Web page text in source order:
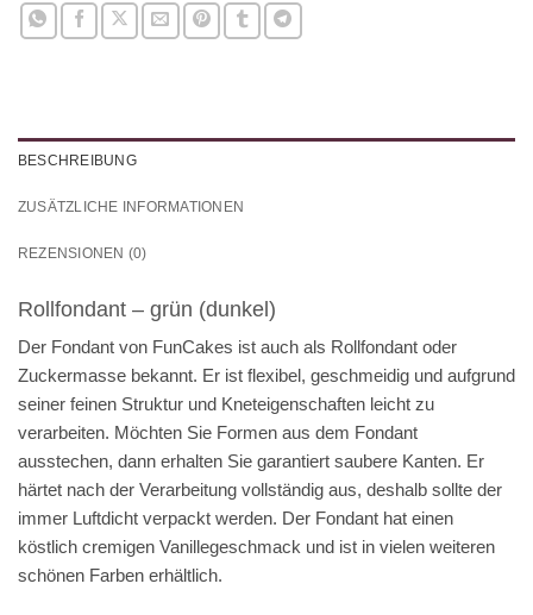
BESCHREIBUNG
ZUSÄTZLICHE INFORMATIONEN
REZENSIONEN (0)
Rollfondant – grün (dunkel)
Der Fondant von FunCakes ist auch als Rollfondant oder
Zuckermasse bekannt. Er ist flexibel, geschmeidig und aufgrund
seiner feinen Struktur und Kneteigenschaften leicht zu
verarbeiten. Möchten Sie Formen aus dem Fondant
ausstechen, dann erhalten Sie garantiert saubere Kanten. Er
härtet nach der Verarbeitung vollständig aus, deshalb sollte der
immer Luftdicht verpackt werden. Der Fondant hat einen
köstlich cremigen Vanillegeschmack und ist in vielen weiteren
schönen Farben erhältlich.